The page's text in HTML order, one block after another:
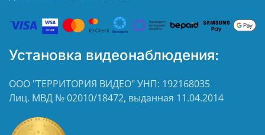
Установка видеонаблюдения:
ООО "ТЕРРИТОРИЯ ВИДЕО" УНП: 192168035
Лиц. МВД № 02010/18472, выданная 11.04.2014